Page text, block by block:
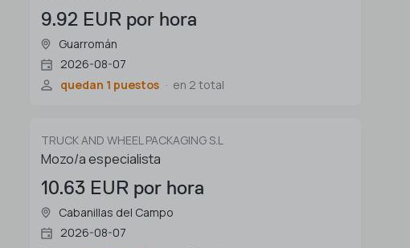
9.92 EUR por hora
Guarromán
2026-08-07
quedan 1 puestos
en 2 total
TRUCK AND WHEEL PACKAGING S.L
Mozo/a especialista
10.63 EUR por hora
Cabanillas del Campo
2026-08-07